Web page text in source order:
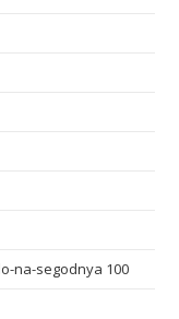
na-segodnya 100